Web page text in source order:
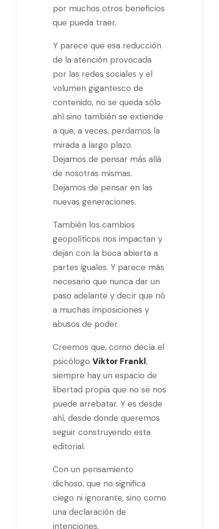
por muchos otros beneficios
que pueda traer.
Y parece que esa reducción
de la atención provocada
por las redes sociales y el
volumen gigantesco de
contenido, no se queda sólo
ahí sino también se extiende
a que, a veces, perdamos la
mirada a largo plazo.
Dejamos de pensar más allá
de nosotras mismas.
Dejamos de pensar en las
nuevas generaciones.
También los cambios
geopolíticos nos impactan y
dejan con la boca abierta a
partes iguales. Y parece más
necesario que nunca dar un
paso adelante y decir que nó
a muchas imposiciones y
abusos de poder.
Creemos que, como decía el
psicólogo Viktor Frankl,
siempre hay un espacio de
libertad propia que no se nos
puede arrebatar. Y es desde
ahí, desde donde queremos
seguir construyendo esta
editorial.
Con un pensamiento
dichoso, que no significa
ciego ni ignorante, sino como
una declaración de
intenciones.